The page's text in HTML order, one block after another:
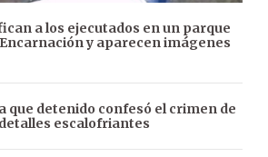
a los ejecutados en un parque
y aparecen imágenes
que detenido confesó el crimen de
escalofriantes